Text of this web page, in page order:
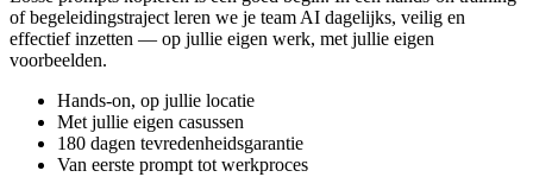
of begeleidingstraject leren we je team AI dagelijks, veilig en
effectief inzetten — op jullie eigen werk, met jullie eigen
voorbeelden.
Hands-on, op jullie locatie
Met jullie eigen casussen
180 dagen tevredenheidsgarantie
Van eerste prompt tot werkproces